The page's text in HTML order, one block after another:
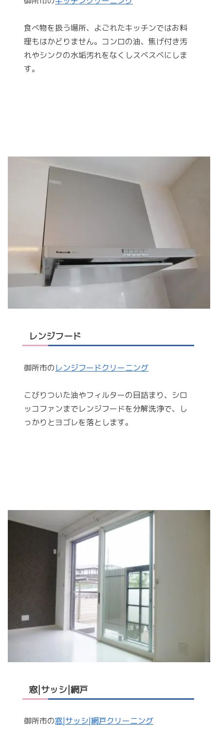
食べ物を扱う場所、よごれたキッチンではお料
理もはかどりません。コンロの油、焦げ付き汚
れやシンクの水垢汚れをなくしスベスベにしま
す。
レンジフード
御所市のレンジフードクリーニング
こびりついた油やフィルターの目詰まり、シロ
ッコファンまでレンジフードを分解洗浄で、し
っかりとヨゴレを落とします。
窓|サッシ|網戸
御所市の窓|サッシ|網戸クリーニング